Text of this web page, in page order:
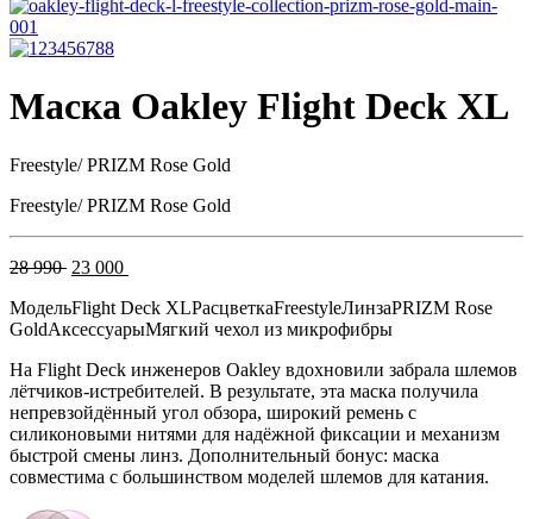
Маска Oakley Flight Deck XL
Freestyle/ PRIZM Rose Gold
Freestyle/ PRIZM Rose Gold
28 990 Первоначальная
составляла
28
23 000
23
000 .
МодельFlight Deck XLРасцветкаFreestyleЛинзаPRIZM Rose
GoldАксессуарыМягкий чехол из микрофибры
На Flight Deck инженеров Oakley вдохновили забрала шлемов
лётчиков-истребителей. В результате, эта маска получила
непревзойдённый угол обзора, широкий ремень с
силиконовыми нитями для надёжной фиксации и механизм
быстрой смены линз. Дополнительный бонус: маска
совместима с большинством моделей шлемов для катания.